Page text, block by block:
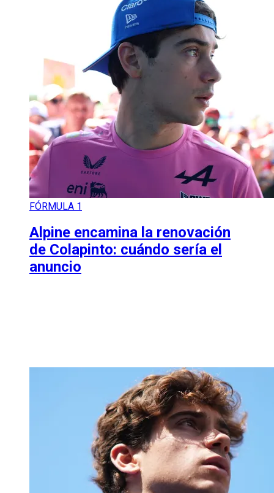
FÓRMULA 1
Alpine encamina la renovación
de Colapinto: cuándo sería el
anuncio